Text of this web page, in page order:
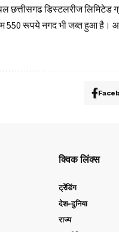
डिस्टलरीज लिमिटेड
550 रूपये नगद भी जब्त हुआ है।
क्विक लिंक्स
ट्रेंडिंग
देश-दुनिया
राज्य